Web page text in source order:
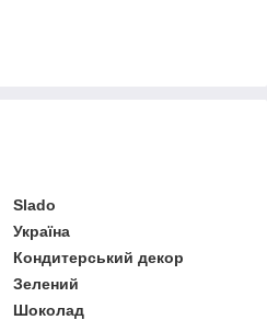
Slado
Україна
Кондитерський декор
Зелений
Шоколад